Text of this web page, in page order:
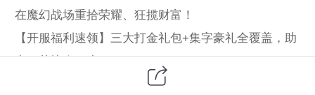
在魔幻战场重拾荣耀、狂揽财富！
【开服福利速领】三大打金礼包+集字豪礼全覆盖，助
游戏扫码下载